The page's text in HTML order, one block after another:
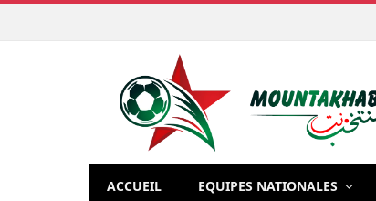
ACCUEIL EQUIPES NATIONALES